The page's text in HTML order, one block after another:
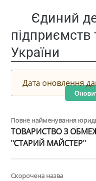
Єдиний
підприємств
України
Дата оновлення
Повне найменування
ТОВАРИСТВО З
"СТАРИЙ МАЙСТЕР"
Скорочена назва